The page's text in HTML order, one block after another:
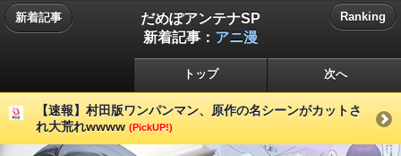
新着記事
だめぽアンテナSP
新着記事： アニ漫
Ranking
トップ 次へ
【速報】村田版ワンパンマン、原作の名シーンがカットさ
れ大荒れwwww (PickUP!)